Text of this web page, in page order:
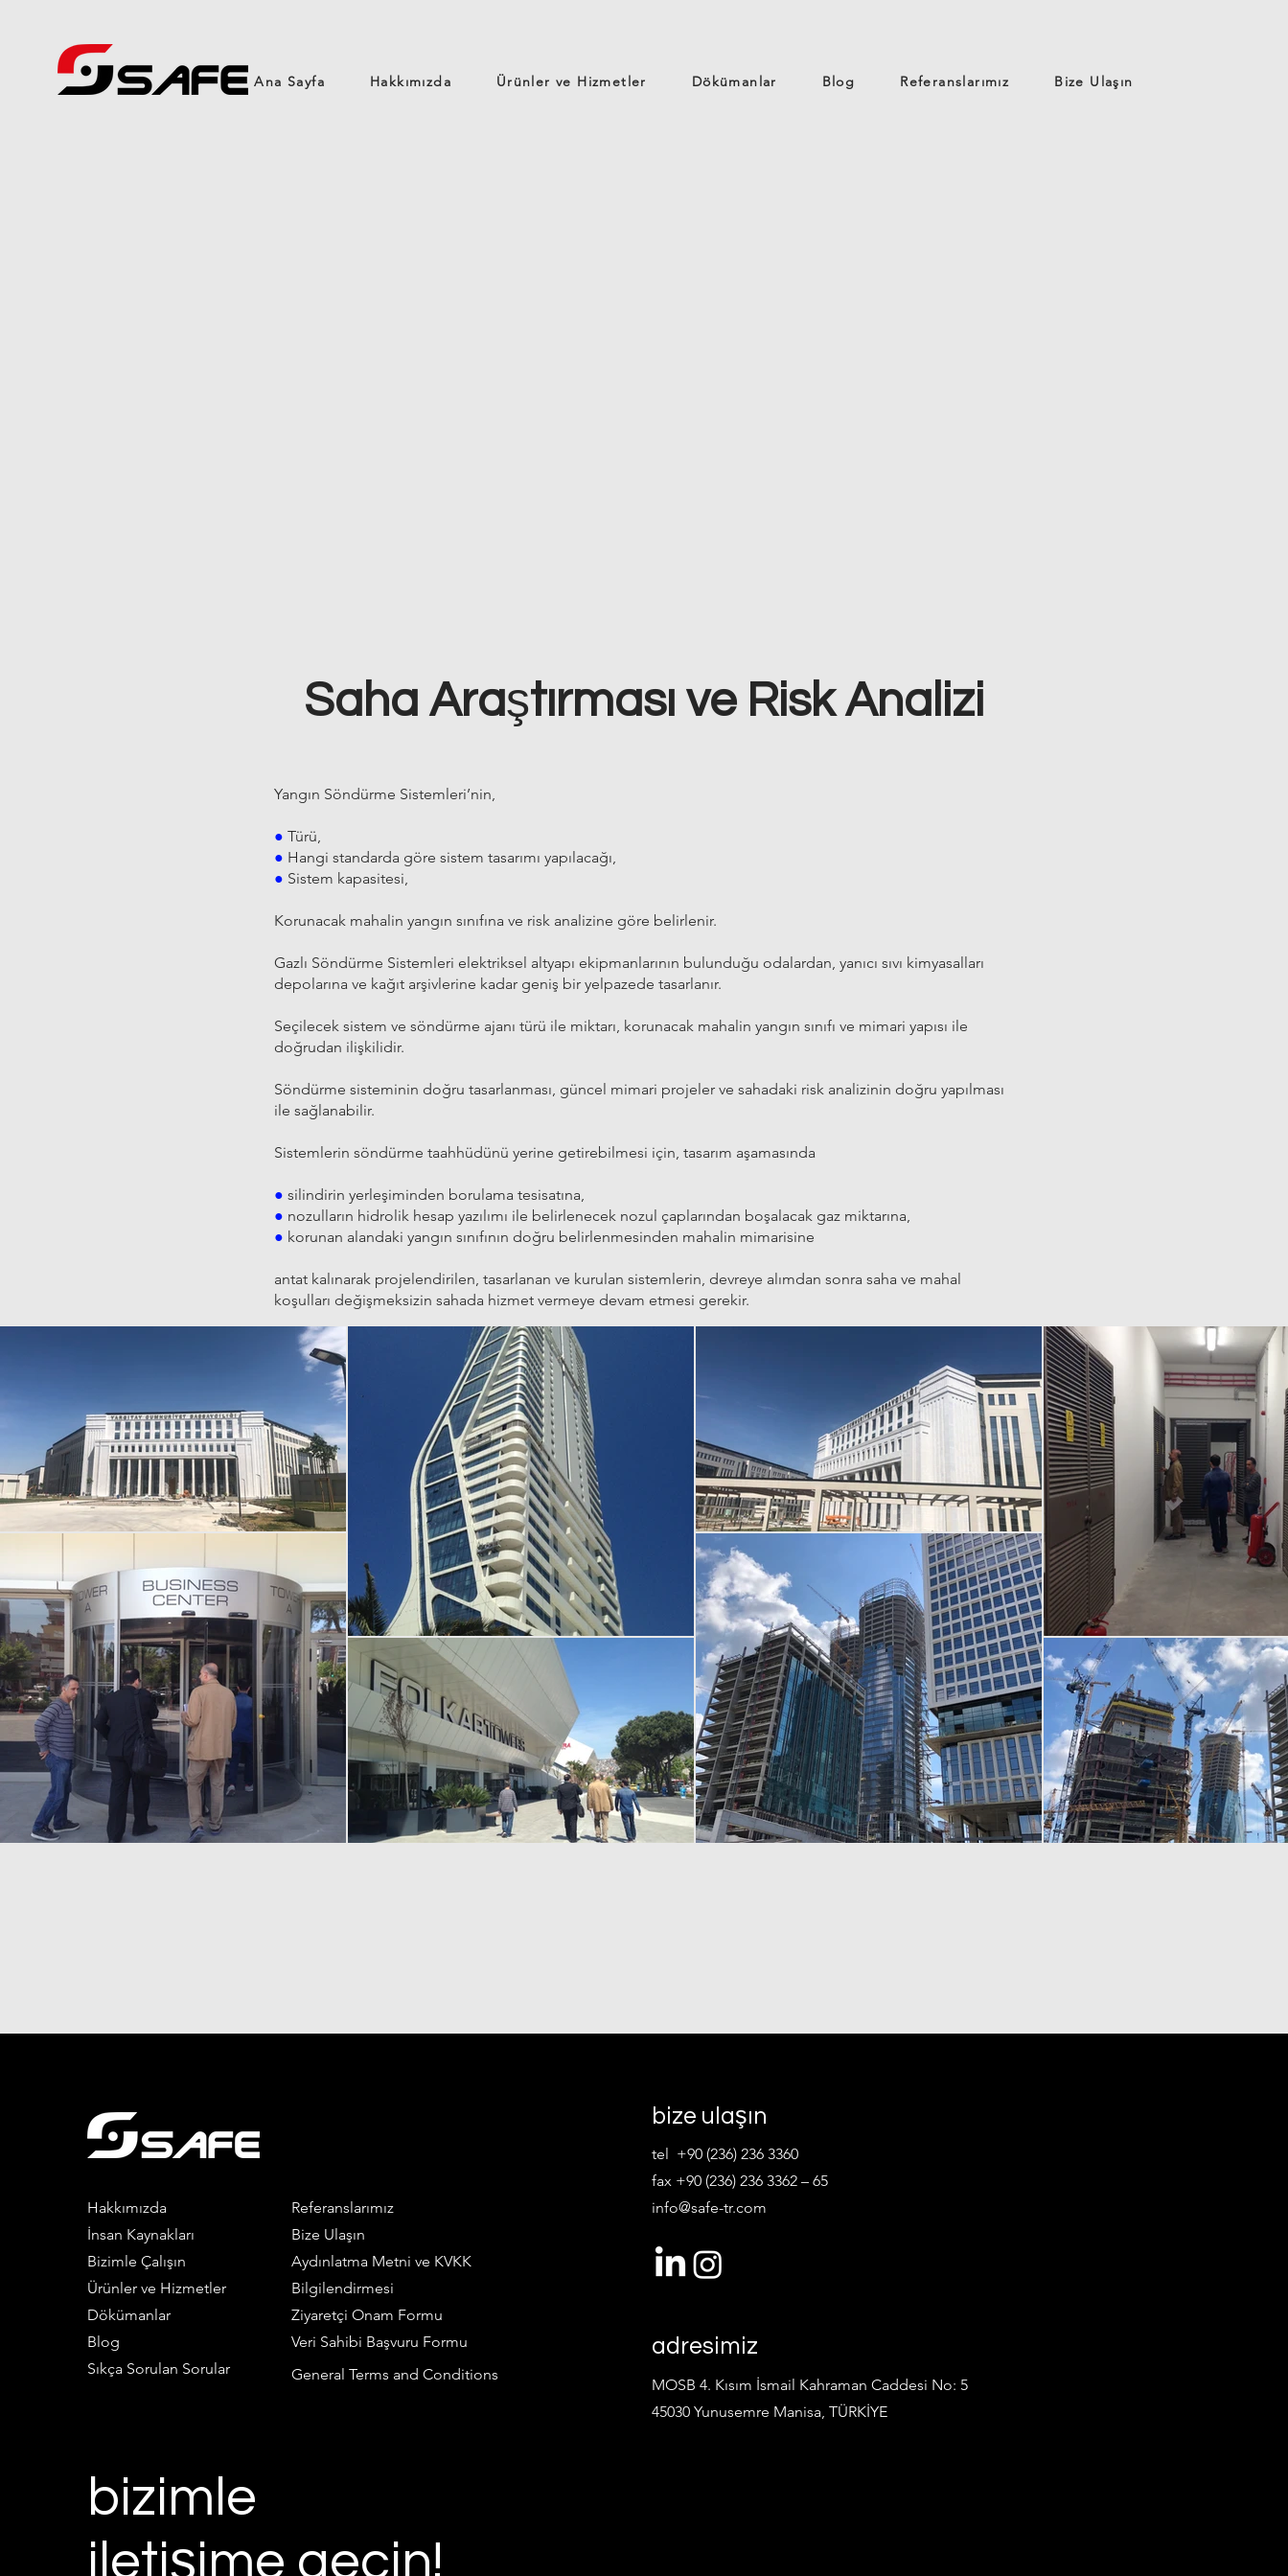
Ana Sayfa Hakkımızda Ürünler ve Hizmetler Dökümanlar Blog Referanslarımız Bize Ulaşın
Saha Araştırması ve Risk Analizi
Yangın Söndürme Sistemleri’nin,
● Türü,
● Hangi standarda göre sistem tasarımı yapılacağı,
● Sistem kapasitesi,
Korunacak mahalin yangın sınıfına ve risk analizine göre belirlenir.
Gazlı Söndürme Sistemleri elektriksel altyapı ekipmanlarının bulunduğu odalardan, yanıcı sıvı kimyasalları
depolarına ve kağıt arşivlerine kadar geniş bir yelpazede tasarlanır.
Seçilecek sistem ve söndürme ajanı türü ile miktarı, korunacak mahalin yangın sınıfı ve mimari yapısı ile
doğrudan ilişkilidir.
Söndürme sisteminin doğru tasarlanması, güncel mimari projeler ve sahadaki risk analizinin doğru yapılması
ile sağlanabilir.
Sistemlerin söndürme taahhüdünü yerine getirebilmesi için, tasarım aşamasında
● silindirin yerleşiminden borulama tesisatına,
● nozulların hidrolik hesap yazılımı ile belirlenecek nozul çaplarından boşalacak gaz miktarına,
● korunan alandaki yangın sınıfının doğru belirlenmesinden mahalin mimarisine
antat kalınarak projelendirilen, tasarlanan ve kurulan sistemlerin, devreye alımdan sonra saha ve mahal
koşulları değişmeksizin sahada hizmet vermeye devam etmesi gerekir.
Hakkımızda
İnsan Kaynakları
Bizimle Çalışın
Ürünler ve Hizmetler
Dökümanlar
Blog
Sıkça Sorulan Sorular
Referanslarımız
Bize Ulaşın
Aydınlatma Metni ve KVKK
Bilgilendirmesi
Ziyaretçi Onam Formu
Veri Sahibi Başvuru Formu
General Terms and Conditions
bizimle
iletişime geçin!
bize ulaşın
tel +90 (236) 236 3360
fax +90 (236) 236 3362 – 65
info@safe-tr.com
adresimiz
MOSB 4. Kısım İsmail Kahraman Caddesi No: 5
45030 Yunusemre Manisa, TÜRKİYE